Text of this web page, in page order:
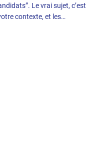
Le vrai sujet, c’est
contexte, et les…